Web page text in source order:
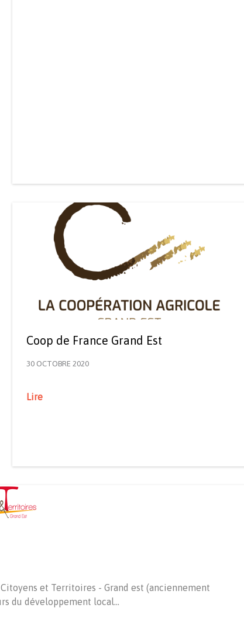
Coop de France Grand Est
30 OCTOBRE 2020
Lire
et Territoires - Grand est (anciennement
du développement local…